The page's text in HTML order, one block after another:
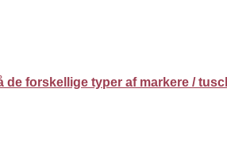
forskellige typer af markere /